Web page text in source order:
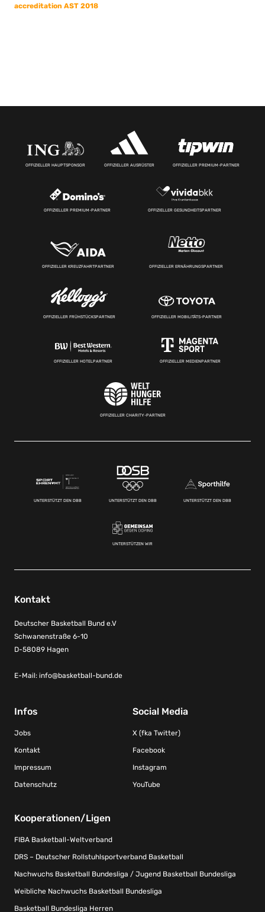
accreditation AST 2018
OFFIZIELLER HAUPTSPONSOR OFFIZIELLER AUSRÜSTER OFFIZIELLER PREMIUM-PARTNER
OFFIZIELLER PREMIUM-PARTNER OFFIZIELLER GESUNDHEITSPARTNER
OFFIZIELLER KREUZFAHRTPARTNER OFFIZIELLER ERNÄHRUNGSPARTNER
OFFIZIELLER FRÜHSTÜCKSPARTNER OFFIZIELLER MOBILITÄTS-PARTNER
OFFIZIELLER HOTELPARTNER OFFIZIELLER MEDIENPARTNER
OFFIZIELLER CHARITY-PARTNER
UNTERSTÜTZT DEN DBB UNTERSTÜTZT DEN DBB UNTERSTÜTZT DEN DBB
UNTERSTÜTZEN WIR
Kontakt
Deutscher Basketball Bund e.V
Schwanenstraße 6-10
D-58089 Hagen
E-Mail: info@basketball-bund.de
Infos
Jobs
Kontakt
Impressum
Datenschutz
Social Media
X (fka Twitter)
Facebook
Instagram
YouTube
Kooperationen/Ligen
FIBA Basketball-Weltverband
DRS – Deutscher Rollstuhlsportverband Basketball
Nachwuchs Basketball Bundesliga / Jugend Basketball Bundesliga
Weibliche Nachwuchs Basketball Bundesliga
Basketball Bundesliga Herren